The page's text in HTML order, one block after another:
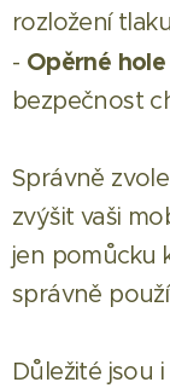
rozložení
- Opěrné hole
bezpečnost
Správně
zvýšit vaši
jen pomůcku
správně
Důležité jsou